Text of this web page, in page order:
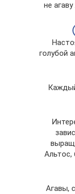
не
голубой
Альтос,
Агавы,